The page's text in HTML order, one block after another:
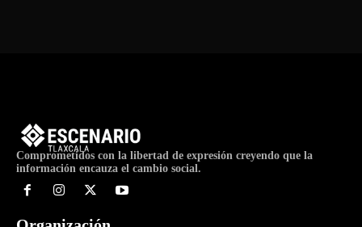
Comprometidos con la libertad de expresión creyendo que la
información encauza el cambio social.